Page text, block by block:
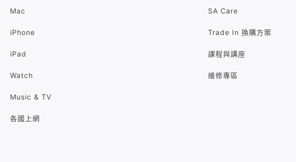
Mac
iPhone
iPad
Watch
Music & TV
各國上網
SA Care
Trade In 換購方案
課程與講座
維修專區